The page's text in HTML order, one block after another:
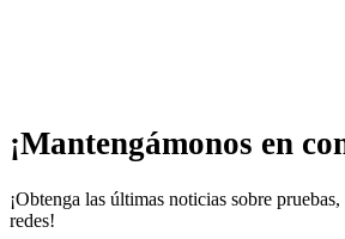
¡Mantengámonos en
¡Obtenga las últimas noticias sobre
redes!